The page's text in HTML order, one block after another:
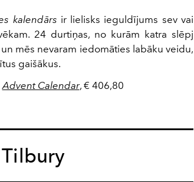
kalendārs ir lielisks ieguldījums sev vai
24 durtiņas, no kurām katra slēpj
mēs nevaram iedomāties labāku veidu,
gaišākus.
Advent Calendar, € 406,80